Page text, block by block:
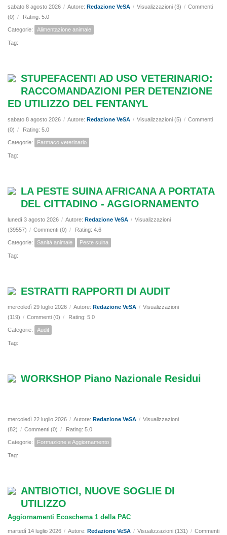
sabato 8 agosto 2026 / Autore: Redazione VeSA / Visualizzazioni (3) / Commenti
(0) / Rating: 5.0
Categorie: Alimentazione animale
Tag:
STUPEFACENTI AD USO VETERINARIO:
RACCOMANDAZIONI PER DETENZIONE
ED UTILIZZO DEL FENTANYL
sabato 8 agosto 2026 / Autore: Redazione VeSA / Visualizzazioni (5) / Commenti
(0) / Rating: 5.0
Categorie: Farmaco veterinario
Tag:
LA PESTE SUINA AFRICANA A PORTATA
DEL CITTADINO - AGGIORNAMENTO
lunedì 3 agosto 2026 / Autore: Redazione VeSA / Visualizzazioni
(39557) / Commenti (0) / Rating: 4.6
Categorie: Sanità animale Peste suina
Tag:
ESTRATTI RAPPORTI DI AUDIT
mercoledì 29 luglio 2026 / Autore: Redazione VeSA / Visualizzazioni
(119) / Commenti (0) / Rating: 5.0
Categorie: Audit
Tag:
WORKSHOP Piano Nazionale Residui
mercoledì 22 luglio 2026 / Autore: Redazione VeSA / Visualizzazioni
(82) / Commenti (0) / Rating: 5.0
Categorie: Formazione e Aggiornamento
Tag:
ANTBIOTICI, NUOVE SOGLIE DI
UTILIZZO
Aggiornamenti Ecoschema 1 della PAC
martedì 14 luglio 2026 / Autore: Redazione VeSA / Visualizzazioni (131) / Commenti